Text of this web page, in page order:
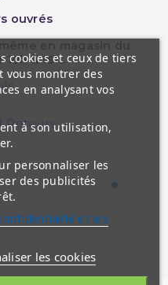
ouvrés
à 19h.
Retours
cookies et ceux de tiers
vous montrer des
en analysant vos
à son utilisation,
personnaliser les
des publicités
et les
les cookies